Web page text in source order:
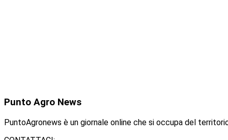
Punto Agro News
PuntoAgronews è un giornale online che si occupa del